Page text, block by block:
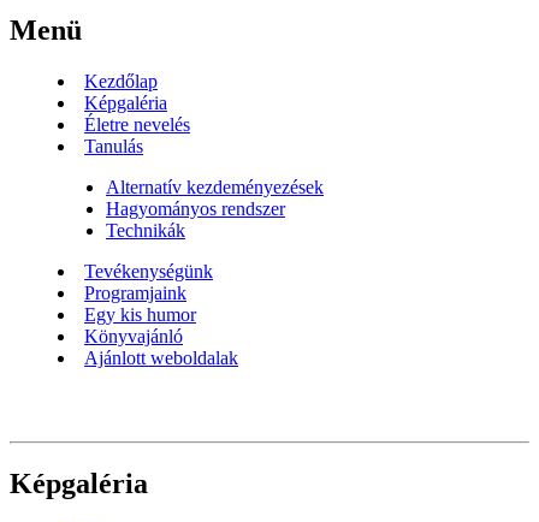
Menü
Kezdőlap
Képgaléria
Életre nevelés
Tanulás
Alternatív kezdeményezések
Hagyományos rendszer
Technikák
Tevékenységünk
Programjaink
Egy kis humor
Könyvajánló
Ajánlott weboldalak
Képgaléria